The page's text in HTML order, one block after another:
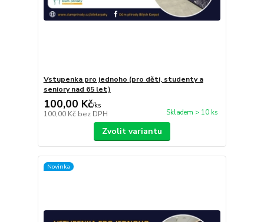
Vstupenka pro jednoho (pro děti, studenty a
seniory nad 65 let)
100,00 Kč/ks
100,00 Kč bez DPH Skladem > 10 ks
Zvolit variantu
Novinka